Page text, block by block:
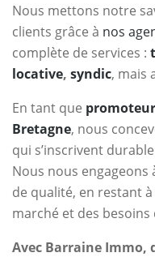
Nous mettons notre
clients grâce à nos
complète de services :
locative, syndic, mais
En tant que
Bretagne, nous
qui s’inscrivent
Nous nous
de qualité, en restant
marché et des besoins
Avec Barraine Immo,